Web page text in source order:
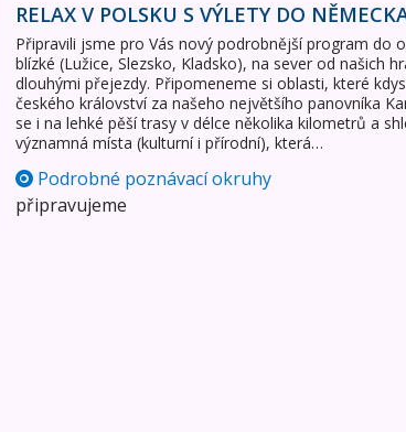
RELAX V POLSKU S VÝLETY DO
Připravili jsme pro Vás nový podrobnější program do
blízké (Lužice, Slezsko, Kladsko), na sever od našich
dlouhými přejezdy. Připomeneme si oblasti, které
českého království za našeho největšího panovníka
se i na lehké pěší trasy v délce několika kilometrů a
významná místa (kulturní i přírodní), která…
Podrobné poznávací okruhy
připravujeme